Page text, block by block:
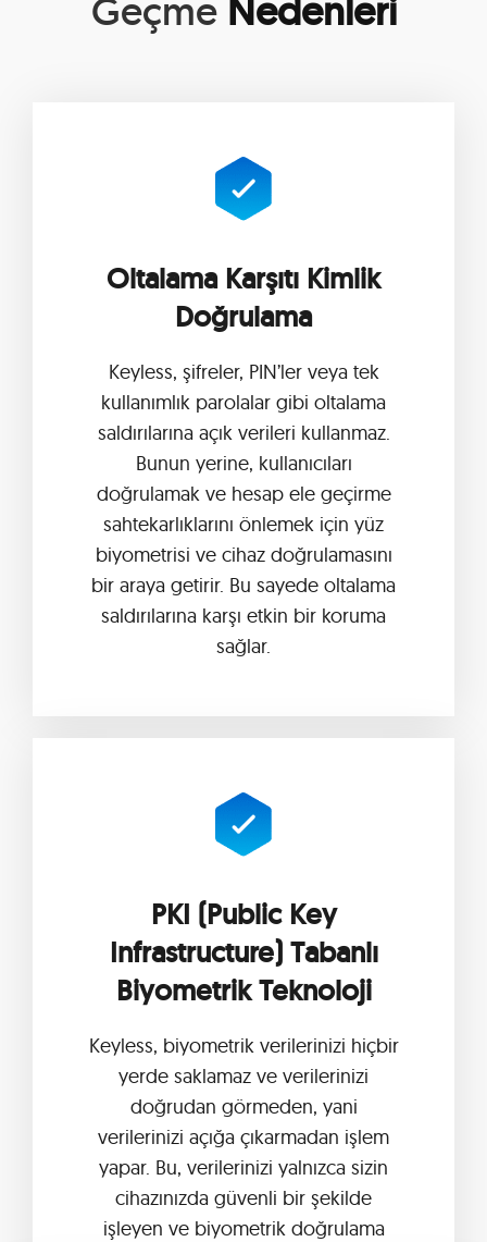
Geçme Nedenleri
Oltalama Karşıtı Kimlik
Doğrulama
Keyless, şifreler, PIN’ler veya tek
kullanımlık parolalar gibi oltalama
saldırılarına açık verileri kullanmaz.
Bunun yerine, kullanıcıları
doğrulamak ve hesap ele geçirme
sahtekarlıklarını önlemek için yüz
biyometrisi ve cihaz doğrulamasını
bir araya getirir. Bu sayede oltalama
saldırılarına karşı etkin bir koruma
sağlar.
PKI (Public Key
Infrastructure) Tabanlı
Biyometrik Teknoloji
Keyless, biyometrik verilerinizi hiçbir
yerde saklamaz ve verilerinizi
doğrudan görmeden, yani
verilerinizi açığa çıkarmadan işlem
yapar. Bu, verilerinizi yalnızca sizin
cihazınızda güvenli bir şekilde
işleyen ve biyometrik doğrulama